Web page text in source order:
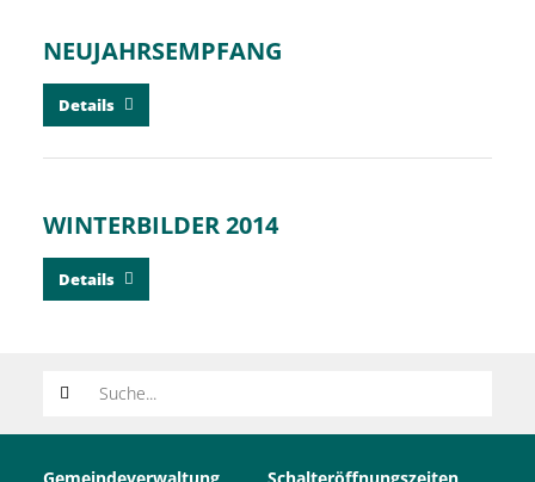
NEUJAHRSEMPFANG
Details
WINTERBILDER 2014
Details
Suchwort